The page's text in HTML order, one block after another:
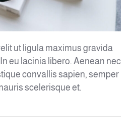
ut ligula maximus gravida
eu lacinia libero. Aenean nec
convallis sapien, semper
scelerisque et.